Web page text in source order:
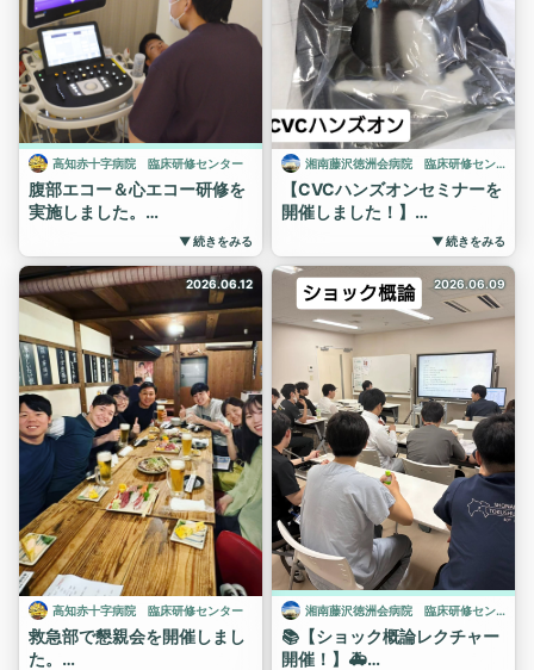
研修 #専攻医 #感染症 #一次
募集受付中
3週目はレポート作成など、
個々が自由に使える時間で
す。
【講義の様子をご紹介】
写真は、循環器内科の指導医
より、ACSについて講義をし
てもらった際のものです。
皆で心電図を見ながら意見を
言ったり、考察したり…とて
も盛り上がりました。
指導医の先生から「いい
ね！」「鋭い意見！」「良い
質問だね！」と声をかけても
らい、終始楽しい雰囲気で学
ぶことができました。
研修医からは「心電図に自信
がついた！」「この１時間で
成長した！」と喜びの声も。
たくさんの事例に基づいた講
義は、とてもわかりやすく、
勉強になったようです。
#高知赤十字病院 #研修医
#初期研修 ＃勉強会
#ACS #心電図 #循環器
#病院見学受付中
✅ 敗血症を疑うポイント
✅ 初期評価と重症度判断
✅ 輸液療法や循環管理の考え
方
などについて、最新のガイド
ライン改訂をふまえて学びま
した。
敗血症は、日常診療や救急外
来で遭遇することの多い重篤
早期発見と迅速な初期対応が
患者さんの予後を大きく左右
するため、研修医にとって必
須の知識です。
今回のレクチャーも、明日か
らの診療に直結する実践的な
内容でした✨
研修医の先生方が自信を持っ
て患者さんと向き合えるよ
う、これからも学びの機会を
提供していきます！
#湘南藤沢徳洲会病院
#初期研修
#臨床研修
#敗血症
#救急外来
高知赤十字病院 臨床研修センター
腹部エコー＆心エコー研修を
実施しました。
検査技師さんから丁寧に指導
いただき、上手に見るための
アドバイスをもらいました。
実習を通して、以前よりもコ
ツを掴めたようです。
#高知赤十字病院 #研修医
#初期研修 #エコー #腹部
エコー #心エコー #実習
#病院見学受付中
▼ 続きをみる
湘南藤沢徳洲会病院 臨床研修センター
【CVCハンズオンセミナーを
開催しました！】
J1を対象にCVC（中心静脈カ
テーテル）ハンズオンセミナ
ーを開催しました✨
まずは講義で、CVC挿入の適
応や合併症、感染対策、超音
波ガイド下穿刺の基本手技に
ついて学習📖
その後は実際にシミュレータ
ーとエコー装置を使用し、穿
刺からガイドワイヤー操作ま
でを体験しました。
内頸アプローチをメインに、
ECMO等で必要になる
femoralアプローチも！
参加した先生方は真剣な表情
でエコー画像を確認しなが
ら、血管の描出や針先のコン
トロールに挑戦。指導医から
のアドバイスを受けながら、
▼ 続きをみる
2026.06.12
高知赤十字病院 臨床研修センター
救急部で懇親会を開催しまし
た。
2026.06.09
湘南藤沢徳洲会病院 臨床研修センター
📚【ショック概論レクチャー
開催！】🚑